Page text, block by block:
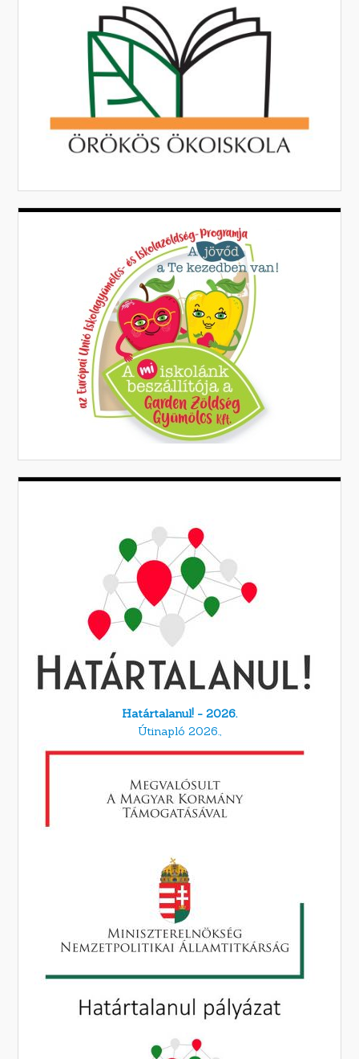
Határtalanul! - 2026.
Útinapló 2026.,